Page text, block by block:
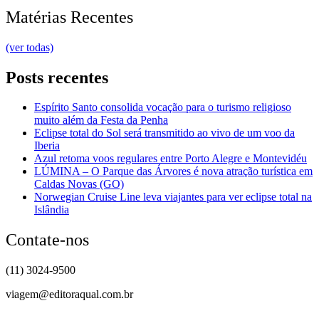
Matérias Recentes
(ver todas)
Posts recentes
Espírito Santo consolida vocação para o turismo religioso
muito além da Festa da Penha
Eclipse total do Sol será transmitido ao vivo de um voo da
Iberia
Azul retoma voos regulares entre Porto Alegre e Montevidéu
LÚMINA – O Parque das Árvores é nova atração turística em
Caldas Novas (GO)
Norwegian Cruise Line leva viajantes para ver eclipse total na
Islândia
Contate-nos
(11) 3024-9500
viagem@editoraqual.com.br